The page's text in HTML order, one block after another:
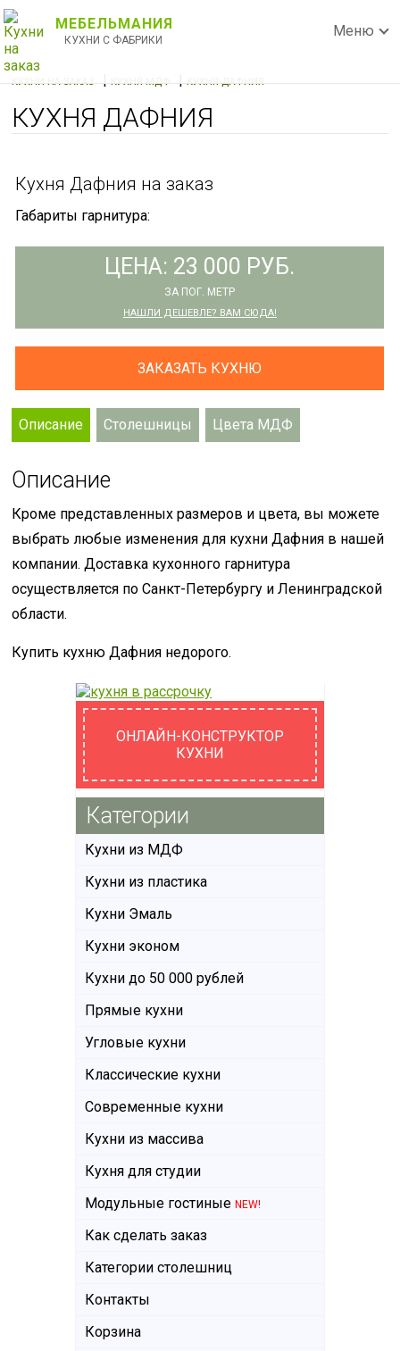
МЕБЕЛЬМАНИЯ
КУХНИ С ФАБРИКИ
Меню
КУХНИ НА ЗАКАЗ |КУХНЯ МДФ |КУХНЯ ДАФНИЯ
КУХНЯ ДАФНИЯ
Кухня Дафния на заказ
Габариты гарнитура:
ЦЕНА: 23 000 РУБ.
ЗА ПОГ. МЕТР
НАШЛИ ДЕШЕВЛЕ? ВАМ СЮДА!
ЗАКАЗАТЬ КУХНЮ
Описание Столешницы Цвета МДФ
Описание
Кроме представленных размеров и цвета, вы можете
выбрать любые изменения для кухни Дафния в нашей
компании. Доставка кухонного гарнитура
осуществляется по Санкт-Петербургу и Ленинградской
области.
Купить кухню Дафния недорого.
ОНЛАЙН-КОНСТРУКТОР
КУХНИ
Категории
Кухни из МДФ
Кухни из пластика
Кухни Эмаль
Кухни эконом
Кухни до 50 000 рублей
Прямые кухни
Угловые кухни
Классические кухни
Современные кухни
Кухни из массива
Кухня для студии
Модульные гостиные NEW!
Как сделать заказ
Категории столешниц
Контакты
Корзина